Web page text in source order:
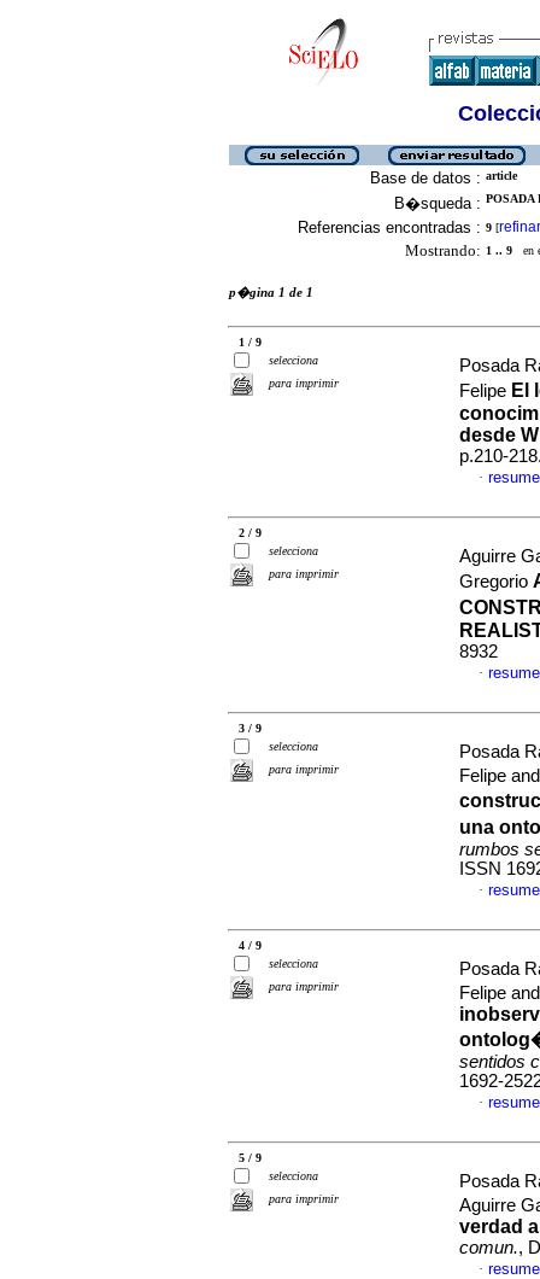
Base de datos : article
B�squeda :
Referencias encontradas : 9 [refinar
Mostrando: 1 .. 9 en
p�gina 1 de 1
1 / 9
selecciona
para imprimir
Posada
Felipe El
desde
p.210-
·
2 / 9
selecciona
para imprimir
Aguirre
Gregorio
8932
·
3 / 9
selecciona
para imprimir
Posada
Felipe
una
rumbos
ISSN
·
4 / 9
selecciona
para imprimir
Posada
Felipe
sentidos
1692-
·
5 / 9
selecciona
para imprimir
Posada
Aguirre
verdad
comun.,
·